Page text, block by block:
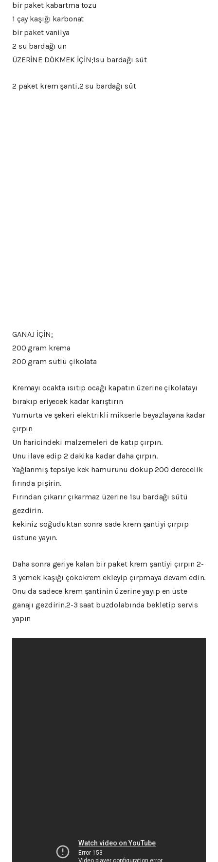
bir paket kabartma tozu
1 çay kaşığı karbonat
bir paket vanilya
2 su bardağı un
ÜZERİNE DÖKMEK İÇİN;1su bardağı süt
2 paket krem şanti,2 su bardağı süt
GANAJ İÇİN;
200 gram krema
200 gram sütlü çikolata
Kremayı ocakta ısıtıp ocağı kapatın üzerine çikolatayı
bırakıp eriyecek kadar karıştırın
Yumurta ve şekeri elektrikli mikserle beyazlayana kadar
çırpın
Un haricindeki malzemeleri de katıp çırpın.
Unu ilave edip 2 dakika kadar daha çırpın.
Yağlanmış tepsiye kek hamurunu döküp 200 derecelik
fırında pişirin.
Fırından çıkarır çıkarmaz üzerine 1su bardağı sütü
gezdirin.
kekiniz soğuduktan sonra sade krem şantiyi çırpıp
üstüne yayın.
Daha sonra geriye kalan bir paket krem şantiyi çırpın 2-
3 yemek kaşığı çokokrem ekleyip çırpmaya devam edin.
Onu da sadece krem şantinin üzerine yayıp en üste
ganajı gezdirin.2-3 saat buzdolabında bekletip servis
yapın